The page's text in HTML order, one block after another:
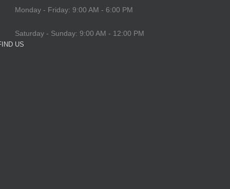
Monday - Friday: 9:00 AM - 6:00 PM
Saturday - Sunday: 9:00 AM - 12:00 PM
US